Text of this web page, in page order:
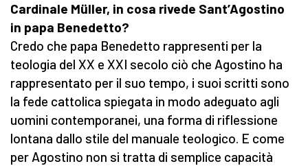
Cardinale Müller, in cosa rivede Sant’Agostino
in papa Benedetto?
Credo che papa Benedetto rappresenti per la
teologia del XX e XXI secolo ciò che Agostino ha
rappresentato per il suo tempo, i suoi scritti sono
la fede cattolica spiegata in modo adeguato agli
uomini contemporanei, una forma di riflessione
lontana dallo stile del manuale teologico. E come
per Agostino non si tratta di semplice capacità